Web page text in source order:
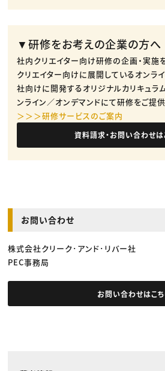
▼研修をお考えの企業の方へ
社内クリエイター向け研修の企画・実施
クリエイター向けに展開しているオンラ
社向けに開発するオリジナルカリキュラ
ンライン／オンデマンドにて研修をご提供
＞＞＞研修サービスのご案内
資料請求・お問い合わせは
お問い合わせ
株式会社クリーク･アンド･リバー社
PEC事務局
お問い合わせはこち